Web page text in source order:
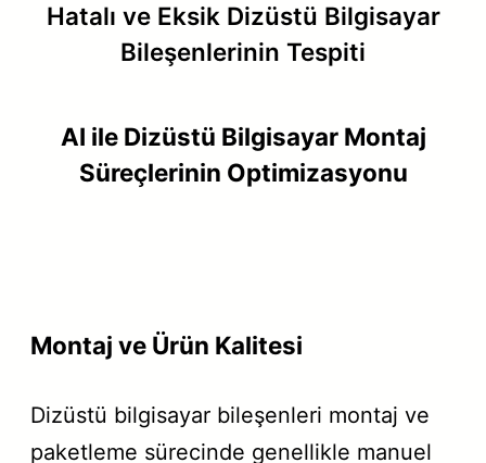
Hatalı ve Eksik Dizüstü Bilgisayar
Bileşenlerinin Tespiti
AI ile Dizüstü Bilgisayar Montaj
Süreçlerinin Optimizasyonu
Montaj ve Ürün Kalitesi
Dizüstü bilgisayar bileşenleri montaj ve
paketleme sürecinde genellikle manuel